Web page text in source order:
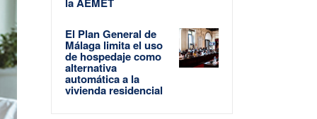
El Plan General de
Málaga limita el uso
de hospedaje como
alternativa
automática a la
vivienda residencial